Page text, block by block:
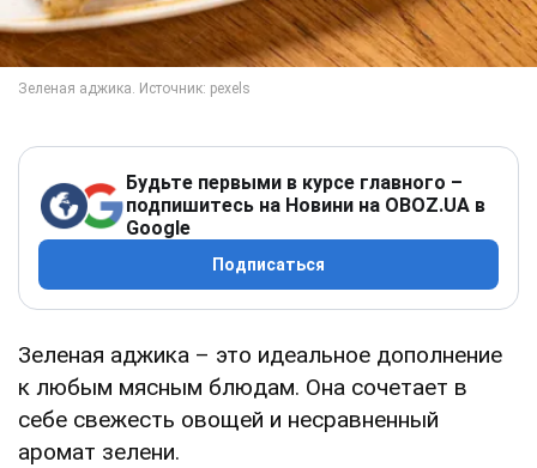
Будьте первыми в курсе главного –
подпишитесь на Новини на OBOZ.UA в
Google
Подписаться
Зеленая аджика – это идеальное дополнение
к любым мясным блюдам. Она сочетает в
себе свежесть овощей и несравненный
аромат зелени.